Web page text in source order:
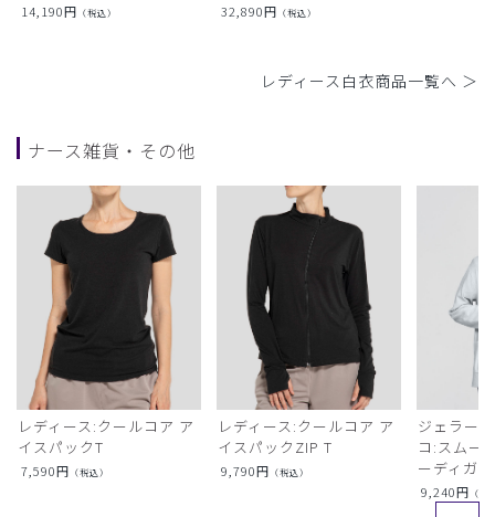
14,190円 （税込） 32,890円 （税込）
レディース白衣商品一覧へ ＞
ナース雑貨・その他
レディース:クールコア ア
イスパックT
7,590円 （税込）
レディース:クールコア ア
イスパックZIP T
9,790円 （税込）
ジェラー
コ:スムー
ーディガン
9,240円 （税